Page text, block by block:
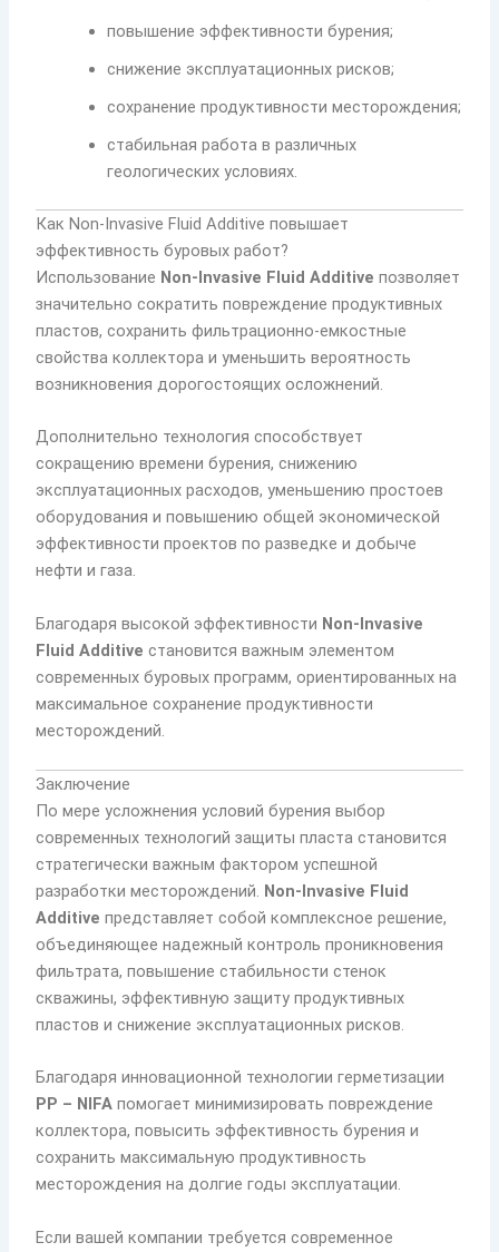
повышение эффективности бурения;
снижение эксплуатационных рисков;
сохранение продуктивности месторождения;
стабильная работа в различных
геологических условиях.
Как Non-Invasive Fluid Additive повышает
эффективность буровых работ?
Использование Non-Invasive Fluid Additive позволяет
значительно сократить повреждение продуктивных
пластов, сохранить фильтрационно-емкостные
свойства коллектора и уменьшить вероятность
возникновения дорогостоящих осложнений.
Дополнительно технология способствует
сокращению времени бурения, снижению
эксплуатационных расходов, уменьшению простоев
оборудования и повышению общей экономической
эффективности проектов по разведке и добыче
нефти и газа.
Благодаря высокой эффективности Non-Invasive
Fluid Additive становится важным элементом
современных буровых программ, ориентированных на
максимальное сохранение продуктивности
месторождений.
Заключение
По мере усложнения условий бурения выбор
современных технологий защиты пласта становится
стратегически важным фактором успешной
разработки месторождений. Non-Invasive Fluid
Additive представляет собой комплексное решение,
объединяющее надежный контроль проникновения
фильтрата, повышение стабильности стенок
скважины, эффективную защиту продуктивных
пластов и снижение эксплуатационных рисков.
Благодаря инновационной технологии герметизации
PP – NIFA помогает минимизировать повреждение
коллектора, повысить эффективность бурения и
сохранить максимальную продуктивность
месторождения на долгие годы эксплуатации.
Если вашей компании требуется современное